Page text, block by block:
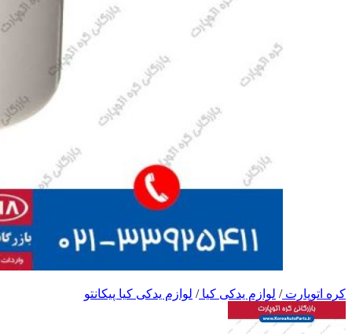
کره اتوپارت/ لوازم یدکی کیا/ لوازم یدکی کیا پیکانتو